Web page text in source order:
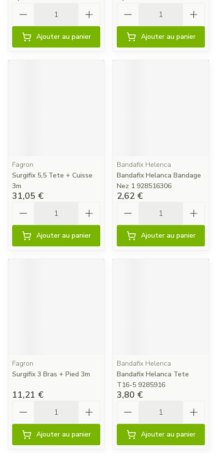
Ajouter au panier Ajouter au panier
Fagron
Surgifix 5,5 Tete + Cuisse
3m
31,05 €
Ajouter au panier
Bandafix Helenca
Bandafix Helanca Bandage
Nez 1 928516306
2,62 €
Ajouter au panier
Fagron
Surgifix 3 Bras + Pied 3m
11,21 €
Ajouter au panier
Bandafix Helenca
Bandafix Helanca Tete
T16-5 9285916
3,80 €
Ajouter au panier